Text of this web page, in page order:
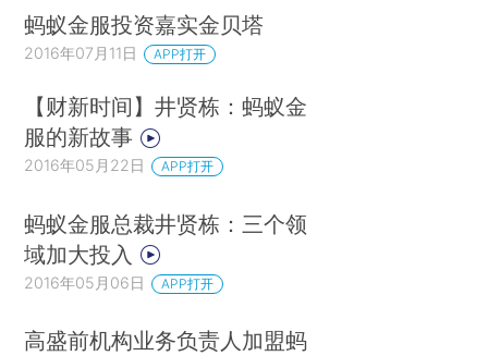
蚂蚁金服投资嘉实金贝塔
2016年07月11日 APP打开
【财新时间】井贤栋：蚂蚁金
服的新故事
2016年05月22日 APP打开
蚂蚁金服总裁井贤栋：三个领
域加大投入
2016年05月06日 APP打开
高盛前机构业务负责人加盟蚂